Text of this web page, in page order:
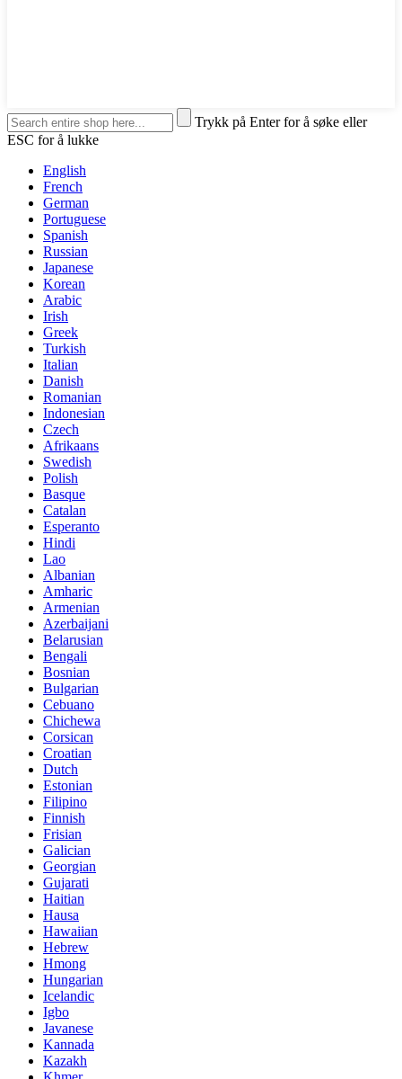
Trykk på Enter for å søke eller
ESC for å lukke
English
French
German
Portuguese
Spanish
Russian
Japanese
Korean
Arabic
Irish
Greek
Turkish
Italian
Danish
Romanian
Indonesian
Czech
Afrikaans
Swedish
Polish
Basque
Catalan
Esperanto
Hindi
Lao
Albanian
Amharic
Armenian
Azerbaijani
Belarusian
Bengali
Bosnian
Bulgarian
Cebuano
Chichewa
Corsican
Croatian
Dutch
Estonian
Filipino
Finnish
Frisian
Galician
Georgian
Gujarati
Haitian
Hausa
Hawaiian
Hebrew
Hmong
Hungarian
Icelandic
Igbo
Javanese
Kannada
Kazakh